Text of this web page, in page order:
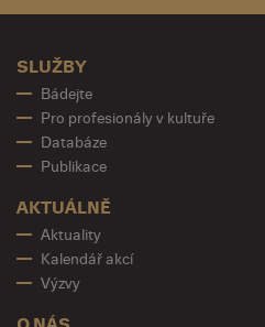
SLUŽBY
Bádejte
Pro profesionály v kultuře
Databáze
Publikace
AKTUÁLNĚ
Aktuality
Kalendář akcí
Výzvy